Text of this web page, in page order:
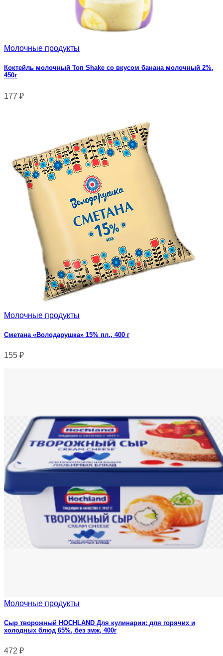
Молочные продукты
Коктейль молочный Топ Shake со вкусом банана молочный 2%,
450г
177 ₽
Молочные продукты
Сметана «Володарушка» 15% пл., 400 г
155 ₽
Молочные продукты
Сыр творожный HOCHLAND Для кулинарии: для горячих и
холодных блюд 65%, без змж, 400г
472 ₽